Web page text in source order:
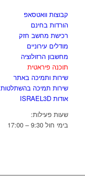
קבוצות וואטסאפ
הורדות בחינם
רכישת מחשב חזק
מודלים עירוניים
מחשבון הרזולוציה
תוכנה פיראטית
שירות ותמיכה באתר
שירות תמיכה בהשתלטות
אודות ISRAEL3D
שעות פעילות:
בימי חול 9:30 – 17:00